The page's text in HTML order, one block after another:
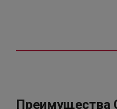
Преимущества